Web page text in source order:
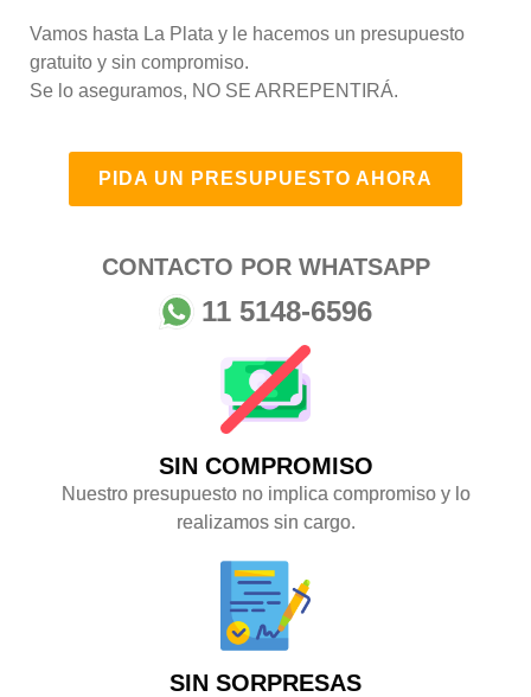
Vamos hasta La Plata y le hacemos un presupuesto
gratuito y sin compromiso.
Se lo aseguramos, NO SE ARREPENTIRÁ.
PIDA UN PRESUPUESTO AHORA
CONTACTO POR WHATSAPP
11 5148-6596
SIN COMPROMISO
Nuestro presupuesto no implica compromiso y lo
realizamos sin cargo.
SIN SORPRESAS